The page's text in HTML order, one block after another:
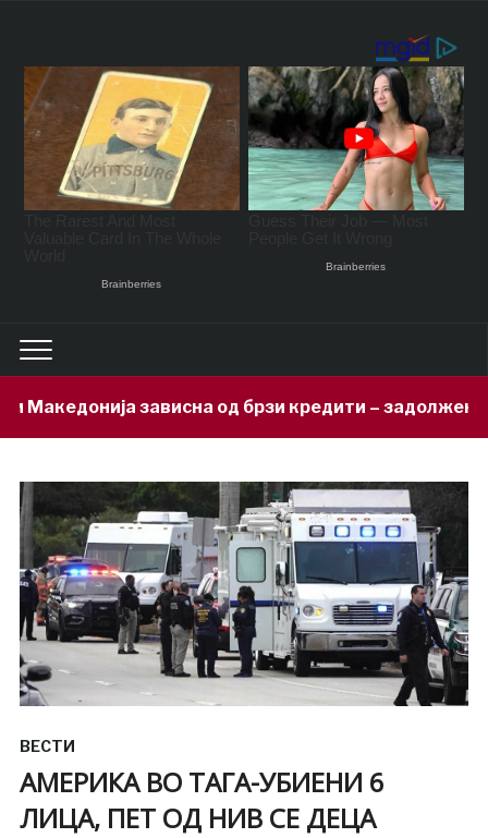
од брзи кредити – задолжени 333 милиони евра
ВЕСТИ
АМЕРИКА ВО ТАГА-УБИЕНИ 6
ЛИЦА, ПЕТ ОД НИВ СЕ ДЕЦА